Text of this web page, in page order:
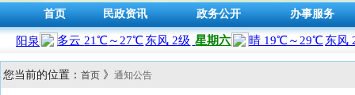
首页 民政资讯 政务公开 办事服务
您当前的位置： 首页 》 通知公告